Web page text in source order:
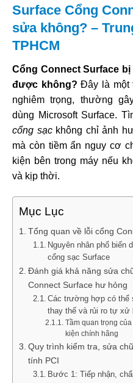
Surface Cổng
sửa không? –
TPHCM
Cổng Connect Surface
được không? Đây là một
nghiêm trọng, thường
dùng Microsoft Surface.
cổng sạckhông chỉ ảnh
mà còn tiềm ẩn nguy cơ
kiện bên trong máy nếu
và kịp thời.
Mục Lục
Tổng quan về lỗi cổng
Nguyên nhân phổ biến
cổng sạc Surface
Đánh giá khả năng sửa
Connect Surface hư hỏng
Các trường hợp có
thay thế và rủi ro tự xử
Tầm quan trọng
kiện chính hãng
Quy trình kiểm tra, sửa
tính PCI
Bước 1: Tiếp nhận,